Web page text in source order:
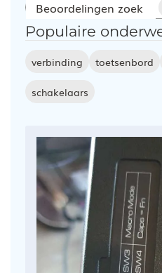
zoeken
Populaire
verbinding toetsenbord
schakelaars